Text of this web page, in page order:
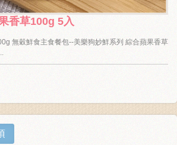
香草100g 5入
無穀鮮食主食餐包--美樂狗妙鮮系列 綜合蘋果香草